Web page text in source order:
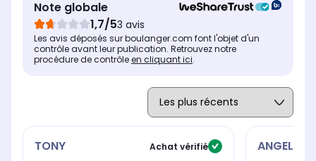
Béquille intégrée
Oui, parfait pour le
stationnement
stationnement
Note globale
1,7/53 avis
Les avis déposés sur boulanger.com font l'objet d'un
contrôle avant leur publication. Retrouvez notre
procédure de contrôleen cliquant ici.
TONY Achat vérifié